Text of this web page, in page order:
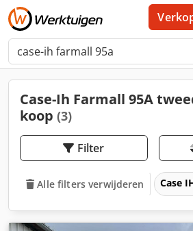
Case-Ih Farmall 95A
koop (3)
Filter
Alle filters verwijderen Case